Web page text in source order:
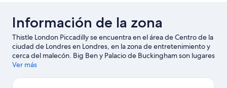
Información de la zona
Thistle London Piccadilly se encuentra en el área de Centro de la
ciudad de Londres en Londres, en la zona de entretenimiento y
cerca del malecón. Big Ben y Palacio de Buckingham son lugares
emblemáticos, y London Eye es un punto de interés famoso del
Échale un vistazo al calendario de actividades de Estadio
Ver más